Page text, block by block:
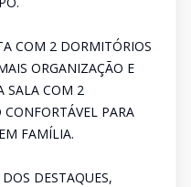
COM 2 DORMITÓRIOS
ORGANIZAÇÃO E
SALA COM 2
PARA
FAMÍLIA.
DESTAQUES,